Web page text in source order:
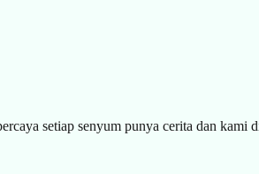
setiap senyum punya cerita dan